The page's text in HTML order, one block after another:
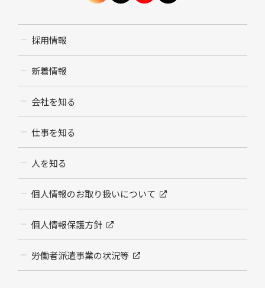
採用情報
新着情報
会社を知る
仕事を知る
人を知る
個人情報のお取り扱いについて
個人情報保護方針
労働者派遣事業の状況等